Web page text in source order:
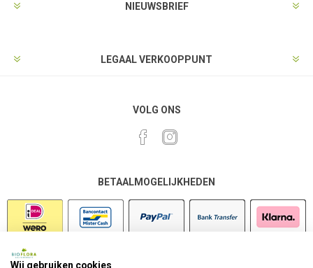
NIEUWSBRIEF
LEGAAL VERKOOPPUNT
VOLG ONS
BETAALMOGELIJKHEDEN
Wij gebruiken cookies